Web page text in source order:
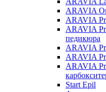
ARAVIA
ARAVIA
ARAVIA
педикюра
ARAVIA
ARAVIA
ARAVIA
Start Epil